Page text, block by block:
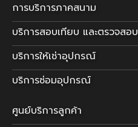
การบริการภาคสนาม
บริการสอบเทียบ และตรวจสอบ
บริการให้เช่าอุปกรณ์
บริการซ่อมอุปกรณ์
ศูนย์บริการลูกค้า